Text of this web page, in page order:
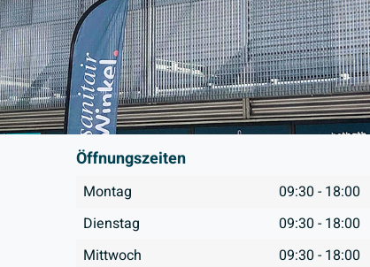
Öffnungszeiten
Montag
09:30 - 18:00
Dienstag
09:30 - 18:00
Mittwoch
09:30 - 18:00